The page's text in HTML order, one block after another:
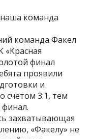
команда
команда Факел
«Красная
финал
проявили
и
счетом 3:1, тем
захватывающая
«Факелу» не